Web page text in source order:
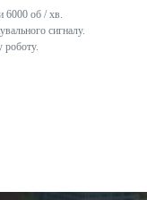
6000 об / хв.
сигналу.
роботу.